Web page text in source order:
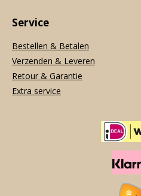
Service
Bestellen & Betalen
Verzenden & Leveren
Retour & Garantie
Extra service